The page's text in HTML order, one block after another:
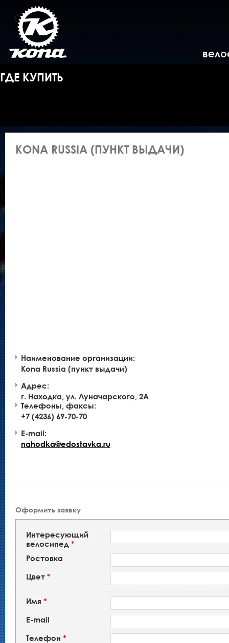
ГДЕ КУПИТЬ
KONA RUSSIA (ПУНКТ ВЫДАЧИ)
Наименование организации:
Kona Russia (пункт выдачи)
Адрес:
г. Находка, ул. Луначарского, 2А
Телефоны, факсы:
+7 (4236) 69-70-70
E-mail:
nahodka@edostavka.ru
Оформить заявку
Интересующий
велосипед *
Ростовка
Цвет *
Имя *
E-mail
Телефон *